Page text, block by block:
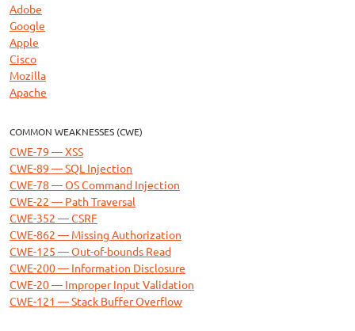
Adobe
Google
Apple
Cisco
Mozilla
Apache
COMMON WEAKNESSES (CWE)
CWE-79 — XSS
CWE-89 — SQL Injection
CWE-78 — OS Command Injection
CWE-22 — Path Traversal
CWE-352 — CSRF
CWE-862 — Missing Authorization
CWE-125 — Out-of-bounds Read
CWE-200 — Information Disclosure
CWE-20 — Improper Input Validation
CWE-121 — Stack Buffer Overflow